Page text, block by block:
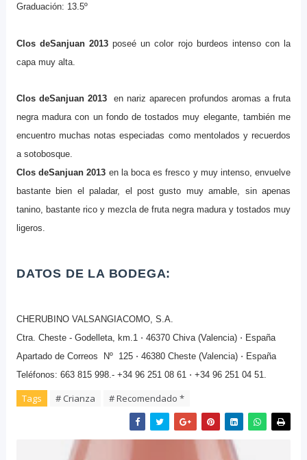
Graduación: 13.5º
Clos deSanjuan 2013 poseé un color rojo burdeos intenso con la
capa muy alta.
Clos deSanjuan 2013
en nariz aparecen profundos aromas a fruta
negra madura con un fondo de tostados muy elegante, también me
encuentro muchas notas especiadas como mentolados y recuerdos
a sotobosque.
Clos deSanjuan 2013 en la bocaes fresco y muy intenso, envuelve
bastante bien el paladar, el post gusto muy amable, sin apenas
tanino, bastante rico y mezcla de fruta negra madura y tostados muy
ligeros.
DATOS DE LA BODEGA:
CHERUBINO VALSANGIACOMO, S.A.
Ctra. Cheste - Godelleta, km.1 ⋅ 46370 Chiva (Valencia) ⋅ España
Apartado de Correos Nº 125 ⋅ 46380 Cheste (Valencia) ⋅ España
Teléfonos: 663 815 998.- +34 96 251 08 61 ⋅ +34 96 251 04 51.
Tags # Crianza # Recomendado *